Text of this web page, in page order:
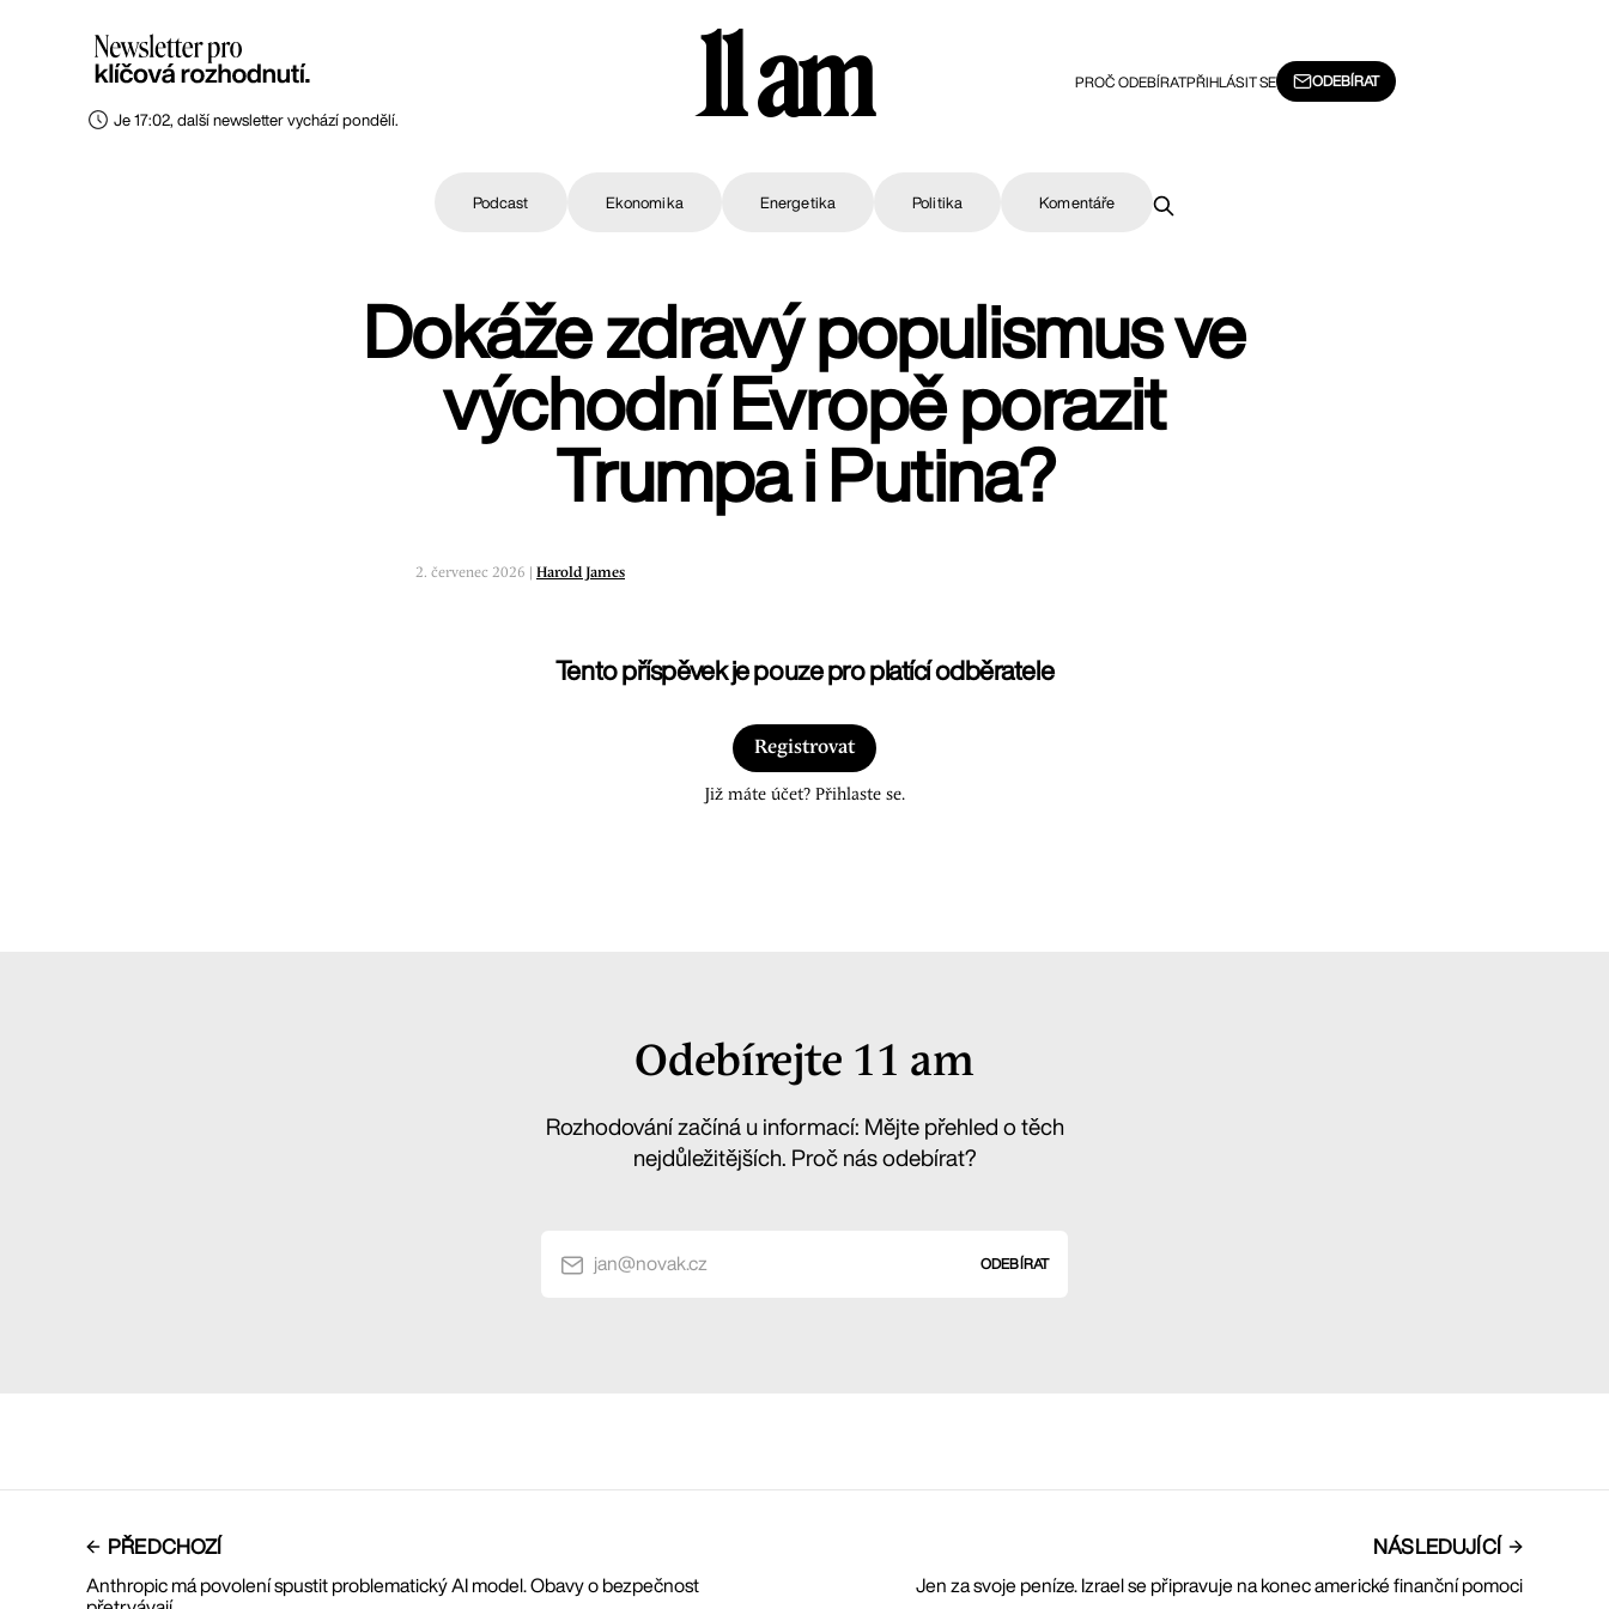
Je 17:02, další newsletter vychází pondělí. 11 am PROČ ODEBÍRATPŘIHLÁSIT SE ODEBÍRAT
Podcast Ekonomika Energetika Politika Komentáře
Dokáže zdravý populismus ve
východní Evropě porazit
Trumpa i Putina?
2. červenec 2026 | Harold James
Tento příspěvek je pouze pro platící odběratele
Registrovat
Již máte účet? Přihlaste se.
Odebírejte 11 am
Rozhodování začíná u informací: Mějte přehled o těch
nejdůležitějších. Proč nás odebírat?
jan@novak.cz ODEBÍRAT
PŘEDCHOZÍ
Anthropic má povolení spustit problematický AI model. Obavy o bezpečnost
NÁSLEDUJÍCÍ
Jen za svoje peníze. Izrael se připravuje na konec americké finanční pomoci